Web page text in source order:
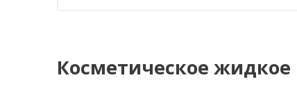
Косметическое жидкое